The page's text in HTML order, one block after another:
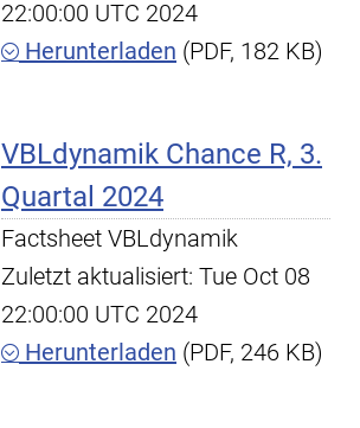
22:00:00 UTC 2024
Herunterladen (PDF, 182 KB)
VBLdynamik Chance R, 3.
Quartal 2024
Factsheet VBLdynamik
Zuletzt aktualisiert: Tue Oct 08
22:00:00 UTC 2024
Herunterladen (PDF, 246 KB)